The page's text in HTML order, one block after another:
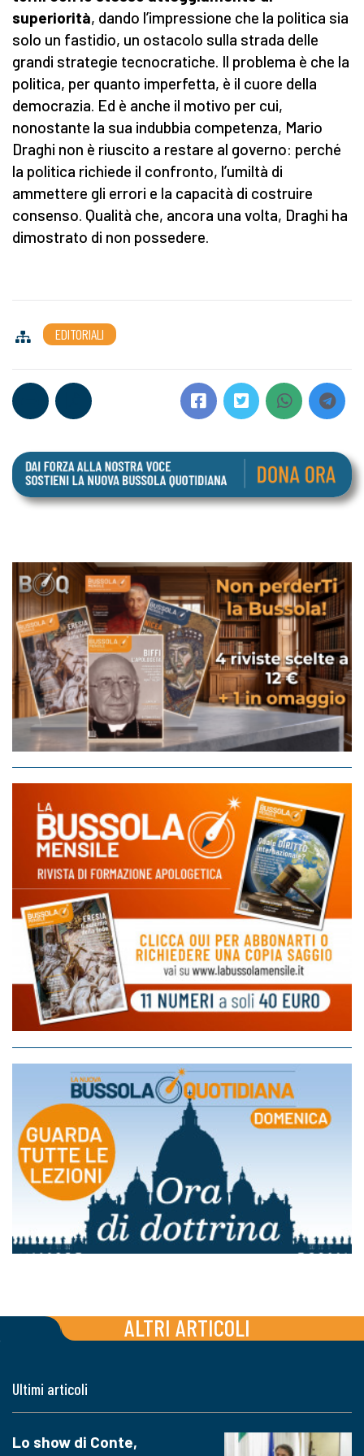
superiorità, dando l’impressione che la politica sia
solo un fastidio, un ostacolo sulla strada delle
grandi strategie tecnocratiche. Il problema è che la
politica, per quanto imperfetta, è il cuore della
democrazia. Ed è anche il motivo per cui,
nonostante la sua indubbia competenza, Mario
Draghi non è riuscito a restare al governo: perché
la politica richiede il confronto, l’umiltà di
ammettere gli errori e la capacità di costruire
consenso. Qualità che, ancora una volta, Draghi ha
dimostrato di non possedere.
EDITORIALI
ALTRI ARTICOLI
Ultimi articoli
Lo show di Conte,